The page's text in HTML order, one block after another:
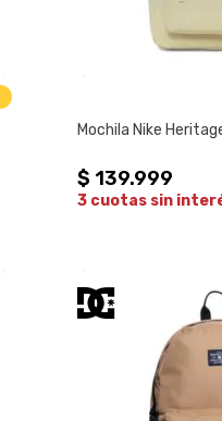
Mochila Nike
$ 139.999
3 cuotas sin